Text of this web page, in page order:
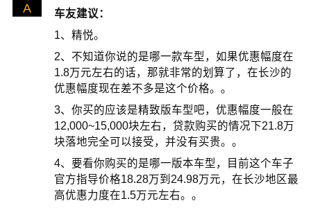
A
车友建议：
1、精悦。
2、不知道你说的是哪一款车型，如果优惠幅度在
1.8万元左右的话，那就非常的划算了，在长沙的
优惠幅度现在差不多是这个价格。。
3、你买的应该是精致版车型吧，优惠幅度一般在
12,000~15,000块左右，贷款购买的情况下21.8万
块落地完全可以接受，并没有买贵。。
4、要看你购买的是哪一版本车型，目前这个车子
官方指导价格18.28万到24.98万元，在长沙地区最
高优惠力度在1.5万元左右。。